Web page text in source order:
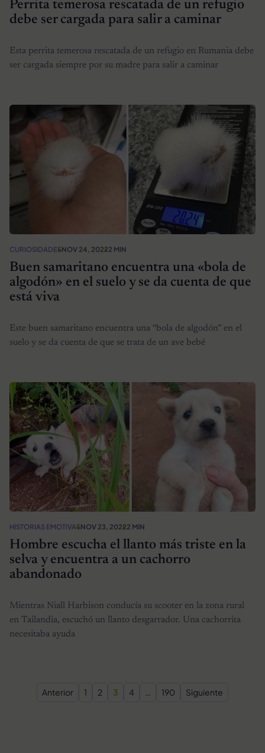
Perrita temerosa rescatada de un refugio
debe ser cargada para salir a caminar
Esta perrita temerosa rescatada de un refugio en Rumania debe
ser cargada siempre por su madre para salir a caminar
CURIOSIDADESNOV 24, 20222 MIN
Buen samaritano encuentra una «bola de
algodón» en el suelo y se da cuenta de que
está viva
Este buen samaritano encuentra una “bola de algodón” en el
suelo y se da cuenta de que se trata de un ave bebé
HISTORIAS EMOTIVASNOV 23, 20222 MIN
Hombre escucha el llanto más triste en la
selva y encuentra a un cachorro
abandonado
Mientras Niall Harbison conducía su scooter en la zona rural
en Tailandia, escuchó un llanto desgarrador. Una cachorrita
necesitaba ayuda
Paginación de entradas
Anterior 1 2 3 4 190 Siguiente